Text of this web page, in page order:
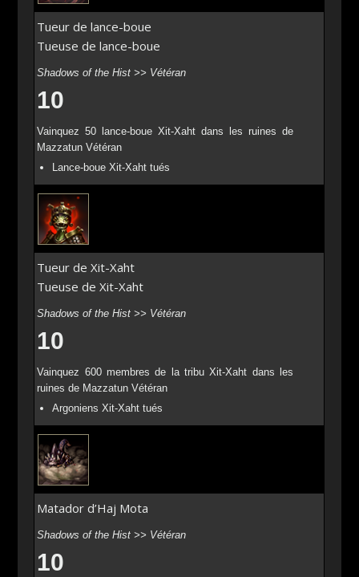
Tueur de lance-boue
Tueuse de lance-boue
Shadows of the Hist >> Vétéran
10
Vainquez 50 lance-boue Xit-Xaht dans les ruines de
Mazzatun Vétéran
Lance-boue Xit-Xaht tués
Tueur de Xit-Xaht
Tueuse de Xit-Xaht
Shadows of the Hist >> Vétéran
10
Vainquez 600 membres de la tribu Xit-Xaht dans les
ruines de Mazzatun Vétéran
Argoniens Xit-Xaht tués
Matador d’Haj Mota
Shadows of the Hist >> Vétéran
10